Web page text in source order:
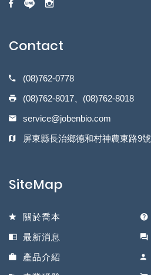
Contact
(08)762-0778
(08)762-8017、(08)762-8018
service@jobenbio.com
屏東縣長治鄉德和村神農東路9號
SiteMap
關於喬本
最新消息
產品介紹